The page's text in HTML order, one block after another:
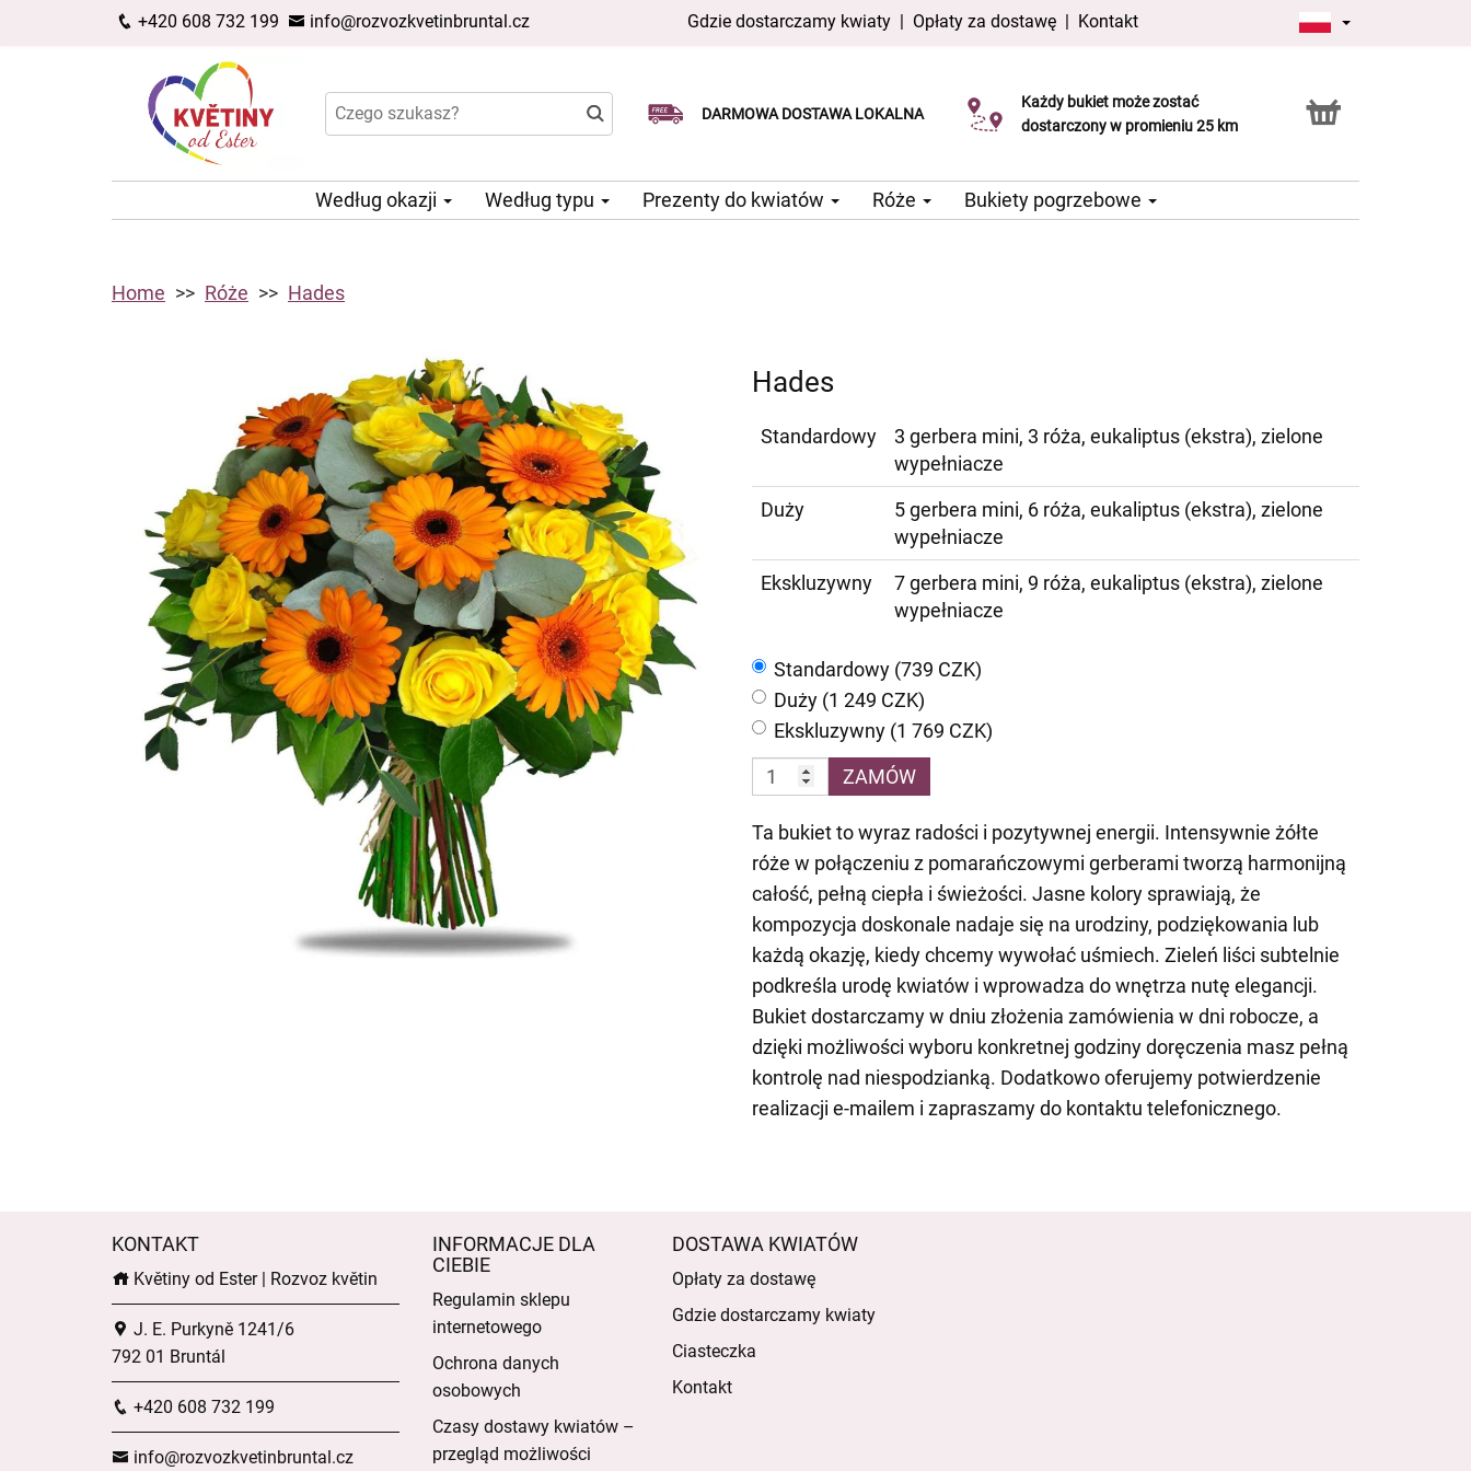
+420 608 732 199 info@rozvozkvetinbruntal.cz Gdzie dostarczamy kwiaty | Opłaty za dostawę | Kontakt
DARMOWA DOSTAWA LOKALNA
Dostawa tego samego dnia
Wybierz datę dostawy
Każdy bukiet może zostać
dostarczony w promieniu 25 km
Usługa Click & Collect
Według okazji Według typu Prezenty do kwiatów Róże Bukiety pogrzebowe
Home Róże Hades
Hades
Standardowy
3 gerbera mini, 3 róża, eukaliptus (ekstra), zielone
wypełniacze
Duży
5 gerbera mini, 6 róża, eukaliptus (ekstra), zielone
wypełniacze
Ekskluzywny
7 gerbera mini, 9 róża, eukaliptus (ekstra), zielone
wypełniacze
Standardowy (739 CZK)
Duży (1 249 CZK)
Ekskluzywny (1 769 CZK)
ZAMÓW
Ta bukiet to wyraz radości i pozytywnej energii. Intensywnie żółte
róże w połączeniu z pomarańczowymi gerberami tworzą harmonijną
całość, pełną ciepła i świeżości. Jasne kolory sprawiają, że
kompozycja doskonale nadaje się na urodziny, podziękowania lub
każdą okazję, kiedy chcemy wywołać uśmiech. Zieleń liści subtelnie
podkreśla urodę kwiatów i wprowadza do wnętrza nutę elegancji.
Bukiet dostarczamy w dniu złożenia zamówienia w dni robocze, a
dzięki możliwości wyboru konkretnej godziny doręczenia masz pełną
kontrolę nad niespodzianką. Dodatkowo oferujemy potwierdzenie
realizacji e-mailem i zapraszamy do kontaktu telefonicznego.
KONTAKT
Květiny od Ester | Rozvoz květin
J. E. Purkyně 1241/6
792 01 Bruntál
+420 608 732 199
info@rozvozkvetinbruntal.cz
INFORMACJE DLA
CIEBIE
Regulamin sklepu
internetowego
Ochrona danych
osobowych
Czasy dostawy kwiatów –
przegląd możliwości
DOSTAWA KWIATÓW
Opłaty za dostawę
Gdzie dostarczamy kwiaty
Ciasteczka
Kontakt